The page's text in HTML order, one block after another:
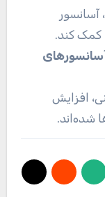
آسانسور
کمک کند.
افزایش
شده‌اند.